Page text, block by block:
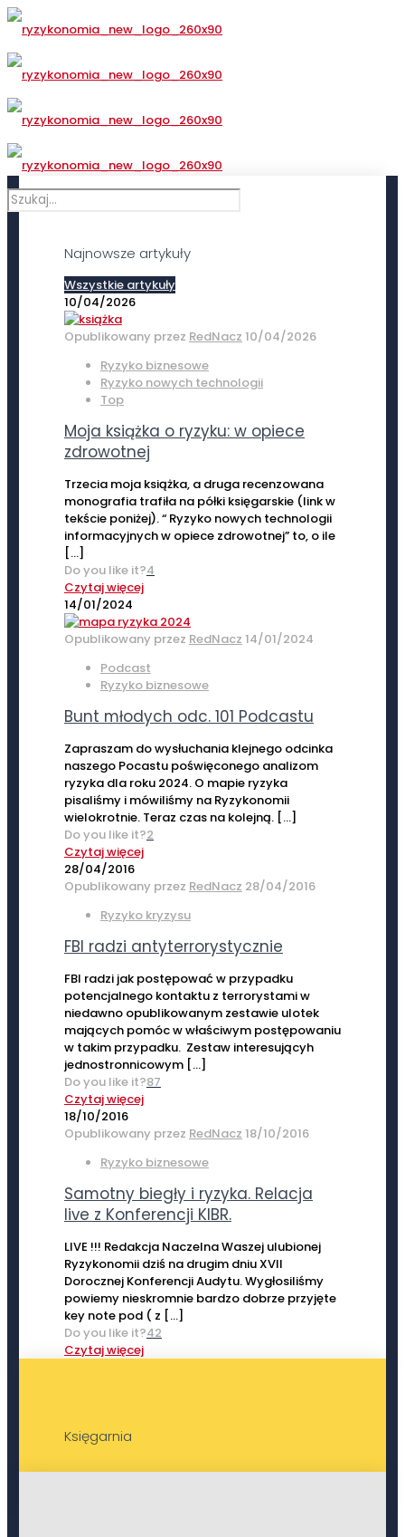
Najnowsze artykuły
Wszystkie artykuły
10/04/2026
Opublikowany przez RedNacz 10/04/2026
Ryzyko biznesowe
Ryzyko nowych technologii
Top
Moja książka o ryzyku: w opiece
zdrowotnej
Trzecia moja książka, a druga recenzowana
monografia trafiła na półki księgarskie (link w
tekście poniżej). “ Ryzyko nowych technologii
informacyjnych w opiece zdrowotnej” to, o ile
[…]
Do you like it?4
Czytaj więcej
14/01/2024
Opublikowany przez RedNacz 14/01/2024
Podcast
Ryzyko biznesowe
Bunt młodych odc. 101 Podcastu
Zapraszam do wysłuchania klejnego odcinka
naszego Pocastu poświęconego analizom
ryzyka dla roku 2024. O mapie ryzyka
pisaliśmy i mówiliśmy na Ryzykonomii
wielokrotnie. Teraz czas na kolejną.[…]
Do you like it?2
Czytaj więcej
28/04/2016
Opublikowany przez RedNacz 28/04/2016
Ryzyko kryzysu
FBI radzi antyterrorystycznie
FBI radzi jak postępować w przypadku
potencjalnego kontaktu z terrorystami w
niedawno opublikowanym zestawie ulotek
mających pomóc w właściwym postępowaniu
w takim przypadku. Zestaw interesującyh
jednostronnicowym[…]
Do you like it?87
Czytaj więcej
18/10/2016
Opublikowany przez RedNacz 18/10/2016
Ryzyko biznesowe
Samotny biegły i ryzyka. Relacja
live z Konferencji KIBR.
LIVE !!! Redakcja Naczelna Waszej ulubionej
Ryzykonomii dziś na drugim dniu XVII
Dorocznej Konferencji Audytu. Wygłosiliśmy
powiemy nieskromnie bardzo dobrze przyjęte
key note pod ( z […]
Do you like it?42
Czytaj więcej
Księgarnia